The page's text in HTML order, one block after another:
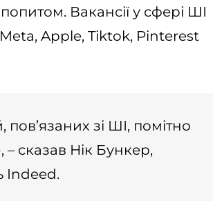
Вакансії у сфері ШІ
Apple, Tiktok, Pinterest
пов’язаних зі ШІ, помітно
– сказав Нік Бункер,
Indeed.